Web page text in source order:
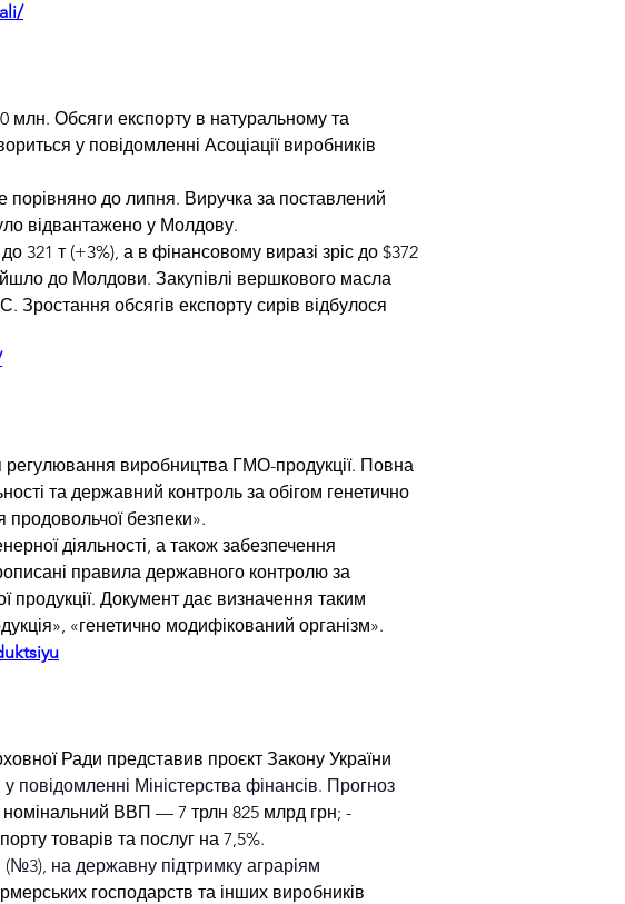
млн. Обсяги експорту в натуральному та
у повідомленні Асоціації виробників
порівняно до липня. Виручка за поставлений
відвантажено у Молдову.
321 т (+3%), а в фінансовому виразі зріс до $372
до Молдови. Закупівлі вершкового масла
обсягів експорту сирів відбулося
виробництва ГМО-продукції. Повна
та державний контроль за обігом генетично
продовольчої безпеки».
діяльності, а також забезпечення
правила державного контролю за
продукції. Документ дає визначення таким
«генетично модифікований організм».
Ради представив проєкт Закону України
у повідомленні Міністерства фінансів. Прогноз
номінальний ВВП — 7 трлн 825 млрд грн; -
товарів та послуг на 7,5%.
на державну підтримку аграріям
господарств та інших виробників